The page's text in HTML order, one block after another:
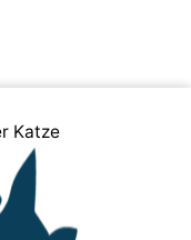
Katze